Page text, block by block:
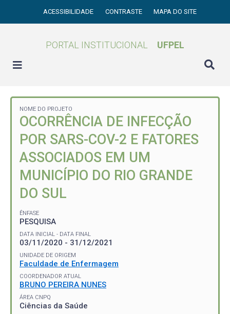
ACESSIBILIDADE CONTRASTE MAPA DO SITE
PORTAL INSTITUCIONAL UFPEL
NOME DO PROJETO
OCORRÊNCIA DE INFECÇÃO
POR SARS-COV-2 E FATORES
ASSOCIADOS EM UM
MUNICÍPIO DO RIO GRANDE
DO SUL
ÊNFASE
PESQUISA
DATA INICIAL - DATA FINAL
03/11/2020 - 31/12/2021
UNIDADE DE ORIGEM
Faculdade de Enfermagem
COORDENADOR ATUAL
BRUNO PEREIRA NUNES
ÁREA CNPQ
Ciências da Saúde